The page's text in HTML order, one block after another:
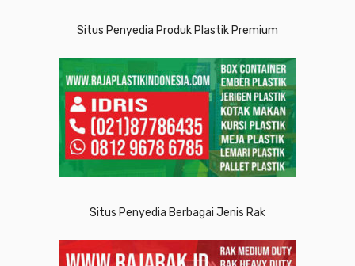
Situs Penyedia Produk Plastik Premium
Situs Penyedia Berbagai Jenis Rak